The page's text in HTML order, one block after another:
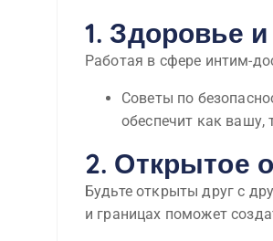
1. Здоровье
Работая в сфере интим-
Советы по
обеспечит как вашу,
2. Открытое
Будьте открыты друг с
и границах поможет